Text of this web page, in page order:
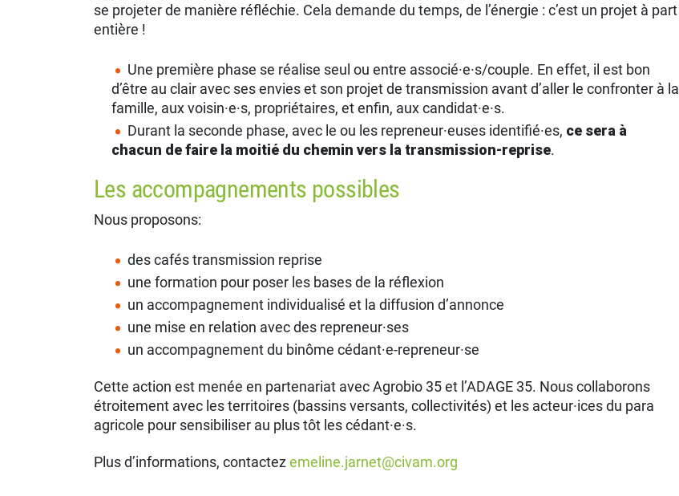
se projeter de manière réfléchie. Cela demande du temps, de l’énergie : c’est un projet à part
entière !
Une première phase se réalise seul ou entre associé·e·s/couple. En effet, il est bon
d’être au clair avec ses envies et son projet de transmission avant d’aller le confronter à la
famille, aux voisin·e·s, propriétaires, et enfin, aux candidat·e·s.
Durant la seconde phase, avec le ou les repreneur·euses identifié·es, ce sera à
chacun de faire la moitié du chemin vers la transmission-reprise.
Les accompagnements possibles
Nous proposons:
des cafés transmission reprise
une formation pour poser les bases de la réflexion
un accompagnement individualisé et la diffusion d’annonce
une mise en relation avec des repreneur·ses
un accompagnement du binôme cédant·e-repreneur·se
Cette action est menée en partenariat avec Agrobio 35 et l’ADAGE 35. Nous collaborons
étroitement avec les territoires (bassins versants, collectivités) et les acteur·ices du para
agricole pour sensibiliser au plus tôt les cédant·e·s.
Plus d’informations, contactezemeline.jarnet@civam.org